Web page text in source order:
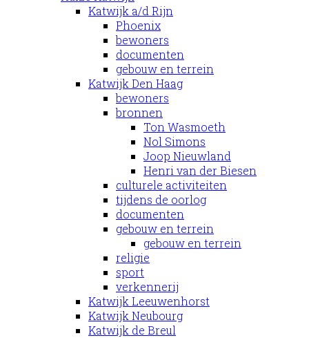
Katwijk a/d Rijn
Phoenix
bewoners
documenten
gebouw en terrein
Katwijk Den Haag
bewoners
bronnen
Ton Wasmoeth
Nol Simons
Joop Nieuwland
Henri van der Biesen
culturele activiteiten
tijdens de oorlog
documenten
gebouw en terrein
gebouw en terrein
religie
sport
verkennerij
Katwijk Leeuwenhorst
Katwijk Neubourg
Katwijk de Breul